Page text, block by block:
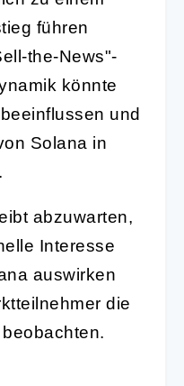
führen
the-News"-
könnte
und
Solana in
abzuwarten,
Interesse
auswirken
die